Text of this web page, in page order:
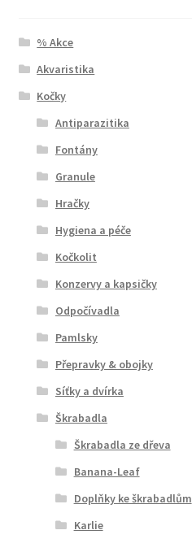
% Akce
Akvaristika
Kočky
Antiparazitika
Fontány
Granule
Hračky
Hygiena a péče
Kočkolit
Konzervy a kapsičky
Odpočívadla
Pamlsky
Přepravky & obojky
Síťky a dvírka
Škrabadla
Škrabadla ze dřeva
Banana-Leaf
Doplňky ke škrabadlům
Karlie